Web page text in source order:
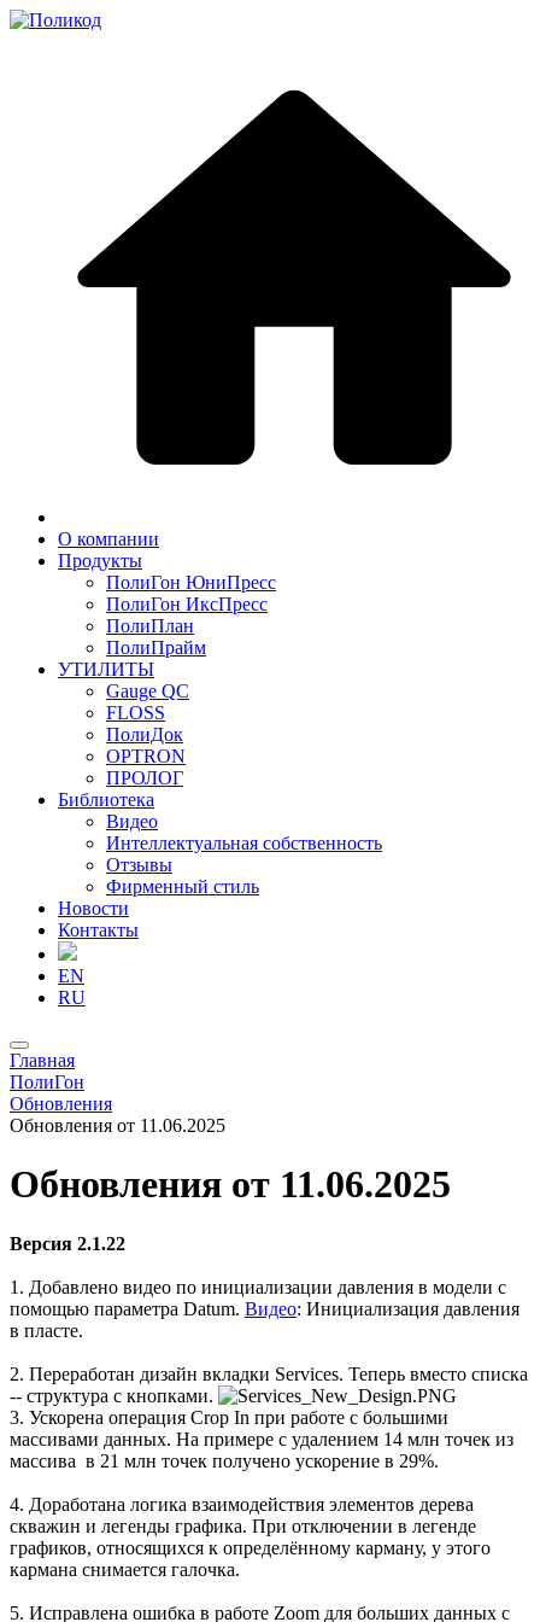
О компании
Продукты
ПолиГон ЮниПресс
ПолиГон ИксПресс
ПолиПлан
ПолиПрайм
УТИЛИТЫ
Gauge QC
FLOSS
ПолиДок
OPTRON
ПРОЛОГ
Библиотека
Видео
Интеллектуальная собственность
Отзывы
Фирменный стиль
Новости
Контакты
EN
RU
Главная
ПолиГон
Обновления
Обновления от 11.06.2025
Обновления от 11.06.2025
Версия 2.1.22
1. Добавлено видео по инициализации давления в модели с
помощью параметра Datum. Видео: Инициализация давления
в пласте.
2. Переработан дизайн вкладки Services. Теперь вместо списка
-- структура с кнопками.
3. Ускорена операция Crop In при работе с большими
массивами данных. На примере с удалением 14 млн точек из
массива в 21 млн точек получено ускорение в 29%.
4. Доработана логика взаимодействия элементов дерева
скважин и легенды графика. При отключении в легенде
графиков, относящихся к определённому карману, у этого
кармана снимается галочка.
5. Исправлена ошибка в работе Zoom для больших данных с